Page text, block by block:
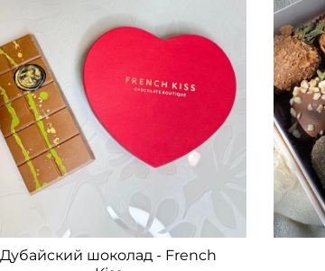
Дубайский шоколад - French